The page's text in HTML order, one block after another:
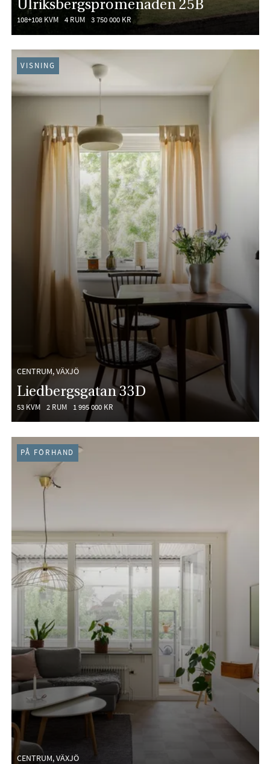
Ulriksbergspromenaden 25B
108+108 KVM 4 RUM 3 750 000 KR
CENTRUM, VÄXJÖ
Liedbergsgatan 33D
53 KVM 2 RUM 1 995 000 KR
VISNING
CENTRUM, VÄXJÖ
PÅ FÖRHAND